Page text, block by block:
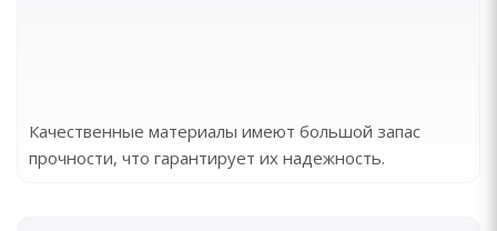
Качественные материалы имеют большой запас
прочности, что гарантирует их надежность.